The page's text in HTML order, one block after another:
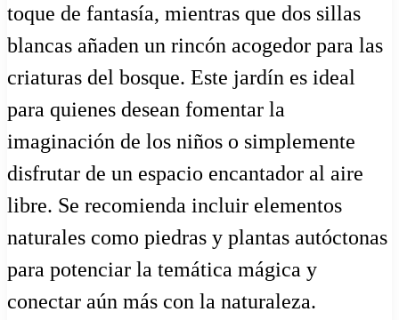
toque de fantasía, mientras que dos sillas
blancas añaden un rincón acogedor para las
criaturas del bosque. Este jardín es ideal
para quienes desean fomentar la
imaginación de los niños o simplemente
disfrutar de un espacio encantador al aire
libre. Se recomienda incluir elementos
naturales como piedras y plantas autóctonas
para potenciar la temática mágica y
conectar aún más con la naturaleza.